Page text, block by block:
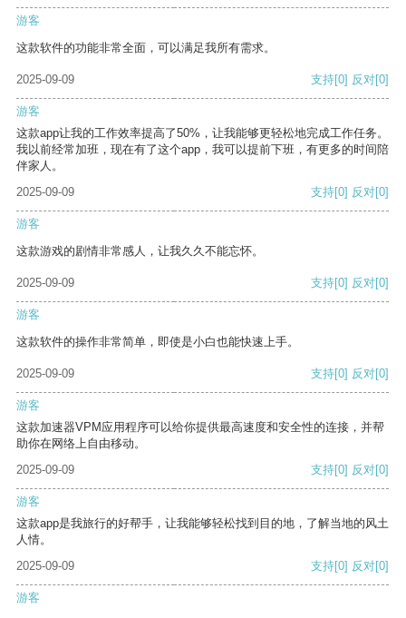
游客
这款软件的功能非常全面，可以满足我所有需求。
2025-09-09 支持[0] 反对[0]
游客
这款app让我的工作效率提高了50%，让我能够更轻松地完成工作任务。
我以前经常加班，现在有了这个app，我可以提前下班，有更多的时间陪
伴家人。
2025-09-09
支持[0] 反对[0]
游客
这款游戏的剧情非常感人，让我久久不能忘怀。
2025-09-09 支持[0] 反对[0]
游客
这款软件的操作非常简单，即使是小白也能快速上手。
2025-09-09 支持[0] 反对[0]
游客
这款加速器VPM应用程序可以给你提供最高速度和安全性的连接，并帮
助你在网络上自由移动。
2025-09-09
支持[0] 反对[0]
游客
这款app是我旅行的好帮手，让我能够轻松找到目的地，了解当地的风土
人情。
2025-09-09
支持[0] 反对[0]
游客